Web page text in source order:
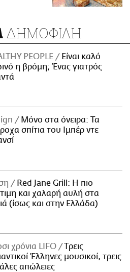
ΔΗΜΟΦΙΛΗ
PEOPLE
Είναι καλό
η βρόμη; Ένας γιατρός
Μόνο στα όνειρα: Τα
σπίτια του Ιμπέρ ντε
Red Jane Grill: Η πιο
και χαλαρή αυλή στα
(ίσως και στην Ελλάδα)
χρόνια LIFO
Tρεις
Έλληνες μουσικοί, τρεις
απώλειες